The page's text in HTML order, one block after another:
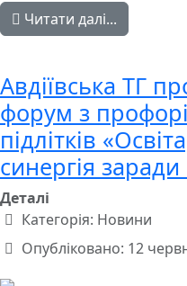
Читати далі...
Авдіївська ТГ
форум з
підлітків
синергія
Деталі
Категорія: Новини
Опубліковано: 12